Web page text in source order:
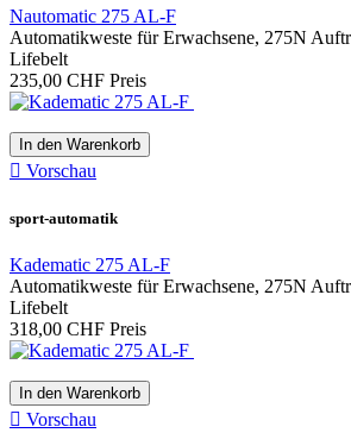
Nautomatic 275 AL-F
Automatikweste für Erwachsene, 275N
Lifebelt
235,00 CHF Preis
In den Warenkorb
 Vorschau
sport-automatik
Kadematic 275 AL-F
Automatikweste für Erwachsene, 275N
Lifebelt
318,00 CHF Preis
In den Warenkorb
 Vorschau